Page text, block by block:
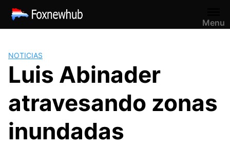
Saltar
contenido
Menu
NOTICIAS
Luis Abinader
atravesando zonas
inundadas